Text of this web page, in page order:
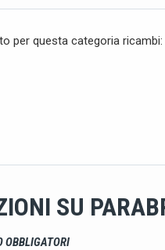
per questa categoria ricambi:
SU
OBBLIGATORI